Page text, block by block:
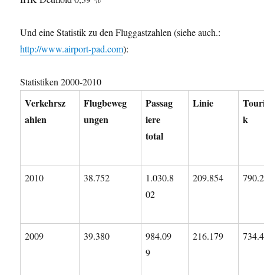
Und eine Statistik zu den Fluggastzahlen (siehe auch.:
http://www.airport-pad.com):
Statistiken 2000-2010
Verkehrsz
ahlen
Flugbeweg
ungen
Passag
iere
total
Linie
k
2010 38.752
1.030.8
02
209.854
2009 39.380
984.09
9
216.179